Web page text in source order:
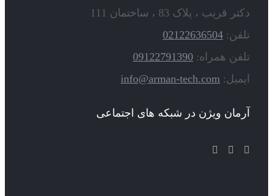
دکتر قریب ، پلاک 83 ، ساختمان 111
تلفن: 02122636504
تلفن همراه: 09122791390
ایمیل: info@arman-tech.com
آرمان ویژن در شبکه های اجتماعی